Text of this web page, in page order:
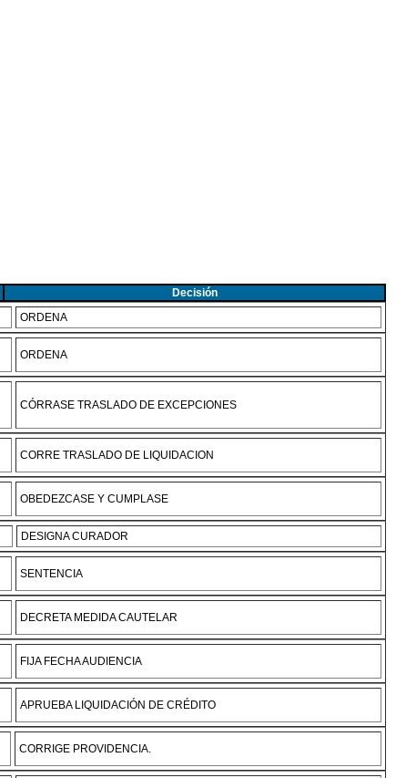
Decisión
ORDENA
ORDENA
CÓRRASE TRASLADO DE EXCEPCIONES
CORRE TRASLADO DE LIQUIDACION
OBEDEZCASE Y CUMPLASE
DESIGNA CURADOR
SENTENCIA
DECRETA MEDIDA CAUTELAR
FIJA FECHA AUDIENCIA
APRUEBA LIQUIDACIÓN DE CRÉDITO
CORRIGE PROVIDENCIA.